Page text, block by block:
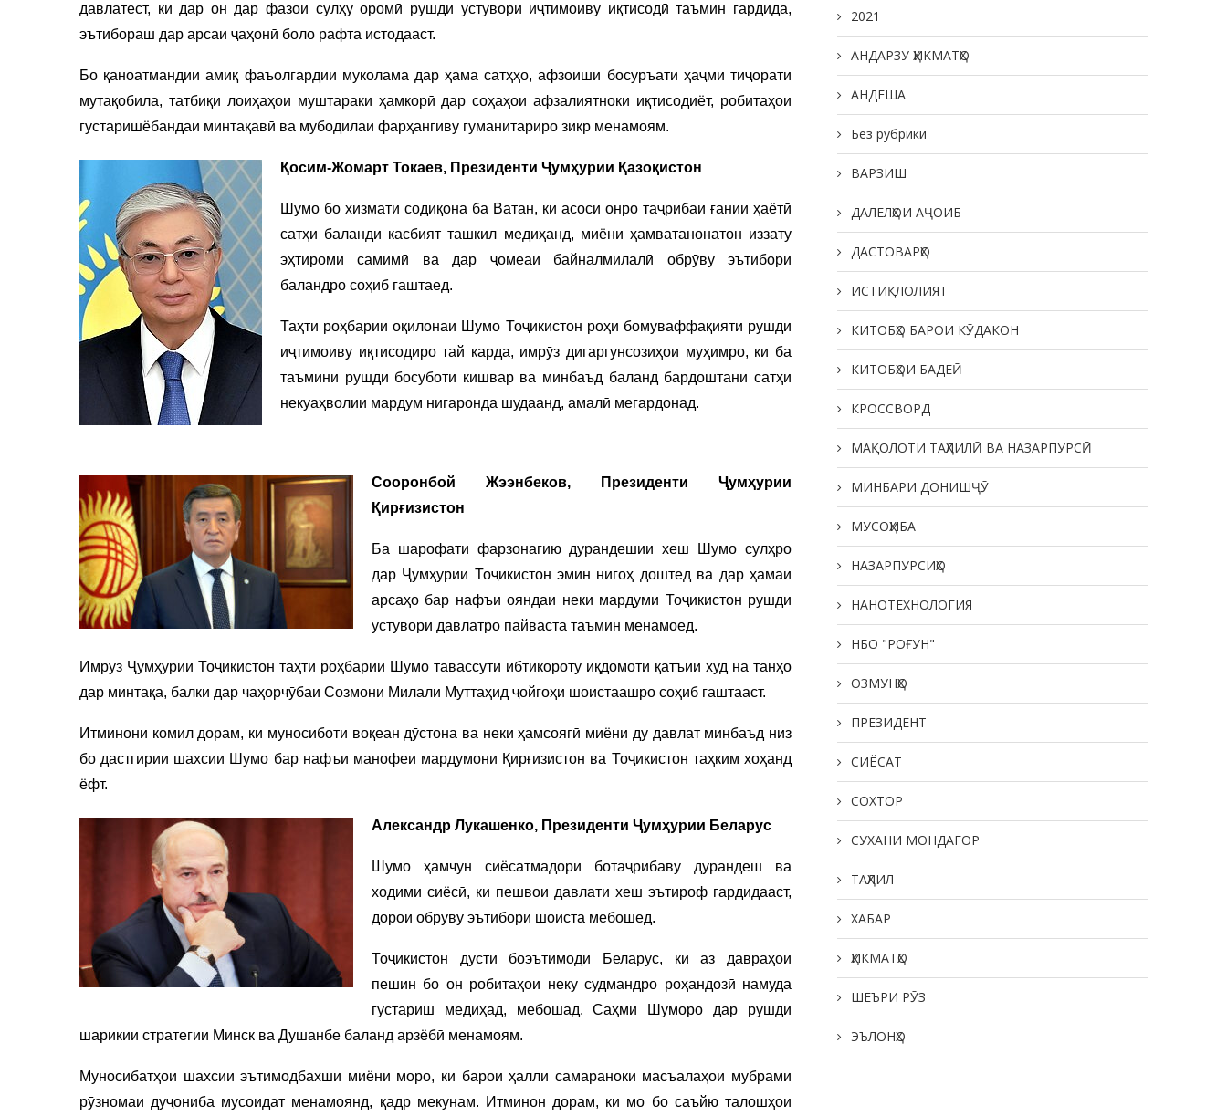
давлатест, ки дар он дар фазои сулҳу оромӣ рушди устувори иҷтимоиву иқтисодӣ таъмин гардида,
эътибораш дар арсаи ҷаҳонӣ боло рафта истодааст.
Бо қаноатмандии амиқ фаъолгардии муколама дар ҳама сатҳҳо, афзоиши босуръати ҳаҷми тиҷорати
мутақобила, татбиқи лоиҳаҳои муштараки ҳамкорӣ дар соҳаҳои афзалиятноки иқтисодиёт, робитаҳои
густаришёбандаи минтақавӣ ва мубодилаи фарҳангиву гуманитариро зикр менамоям.
Қосим-Жомарт Токаев, Президенти Ҷумҳурии Қазоқистон
Шумо бо хизмати содиқона ба Ватан, ки асоси онро таҷрибаи ғании ҳаётӣ
сатҳи баланди касбият ташкил медиҳанд, миёни ҳамватанонатон иззату
эҳтироми самимӣ ва дар ҷомеаи байналмилалӣ обрӯву эътибори
баландро соҳиб гаштаед.
Таҳти роҳбарии оқилонаи Шумо Тоҷикистон роҳи бомуваффақияти рушди
иҷтимоиву иқтисодиро тай карда, имрӯз дигаргунсозиҳои муҳимро, ки ба
таъмини рушди босуботи кишвар ва минбаъд баланд бардоштани сатҳи
некуаҳволии мардум нигаронда шудаанд, амалӣ мегардонад.
Сооронбой Жээнбеков, Президенти Ҷумҳурии
Қирғизистон
Ба шарофати фарзонагию дурандешии хеш Шумо сулҳро
дар Ҷумҳурии Тоҷикистон эмин нигоҳ доштед ва дар ҳамаи
арсаҳо бар нафъи ояндаи неки мардуми Тоҷикистон рушди
устувори давлатро пайваста таъмин менамоед.
Имрӯз Ҷумҳурии Тоҷикистон таҳти роҳбарии Шумо тавассути ибтикороту иқдомоти қатъии худ на танҳо
дар минтақа, балки дар чаҳорчӯбаи Созмони Милали Муттаҳид ҷойгоҳи шоистаашро соҳиб гаштааст.
Итминони комил дорам, ки муносиботи воқеан дӯстона ва неки ҳамсоягӣ миёни ду давлат минбаъд низ
бо дастгирии шахсии Шумо бар нафъи манофеи мардумони Қирғизистон ва Тоҷикистон таҳким хоҳанд
ёфт.
Александр Лукашенко, Президенти Ҷумҳурии Беларус
Шумо ҳамчун сиёсатмадори ботаҷрибаву дурандеш ва
ходими сиёсӣ, ки пешвои давлати хеш эътироф гардидааст,
дорои обрӯву эътибори шоиста мебошед.
Тоҷикистон дӯсти боэътимоди Беларус, ки аз давраҳои
пешин бо он робитаҳои неку судмандро роҳандозӣ намуда
густариш медиҳад, мебошад. Саҳми Шуморо дар рушди
шарикии стратегии Минск ва Душанбе баланд арзёбӣ менамоям.
Муносибатҳои шахсии эътимодбахши миёни моро, ки барои ҳалли самараноки масъалаҳои мубрами
рӯзномаи дуҷониба мусоидат менамоянд, қадр мекунам. Итминон дорам, ки мо бо саъйю талошҳои
2021
АНДАРЗУ ҲИКМАТҲО
АНДЕША
Без рубрики
ВАРЗИШ
ДАЛЕЛҲОИ АҶОИБ
ДАСТОВАРҲО
ИСТИҚЛОЛИЯТ
КИТОБҲО БАРОИ КӮДАКОН
КИТОБҲОИ БАДЕӢ
КРОССВОРД
МАҚОЛОТИ ТАҲЛИЛӢ ВА НАЗАРПУРСӢ
МИНБАРИ ДОНИШҶӮ
МУСОҲИБА
НАЗАРПУРСИҲО
НАНОТЕХНОЛОГИЯ
НБО "РОҒУН"
ОЗМУНҲО
ПРЕЗИДЕНТ
СИЁСАТ
СОХТОР
СУХАНИ МОНДАГОР
ТАҲЛИЛ
ХАБАР
ҲИКМАТҲО
ШЕЪРИ РӮЗ
ЭЪЛОНҲО